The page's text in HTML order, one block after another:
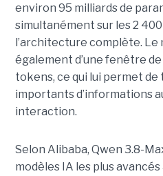
environ 95 milliards de
simultanément sur les 2
l’architecture complète. Le
également d’une fenêtre
tokens, ce qui lui permet
importants d’informations
interaction.
Selon Alibaba, Qwen 3.8-
modèles IA les plus